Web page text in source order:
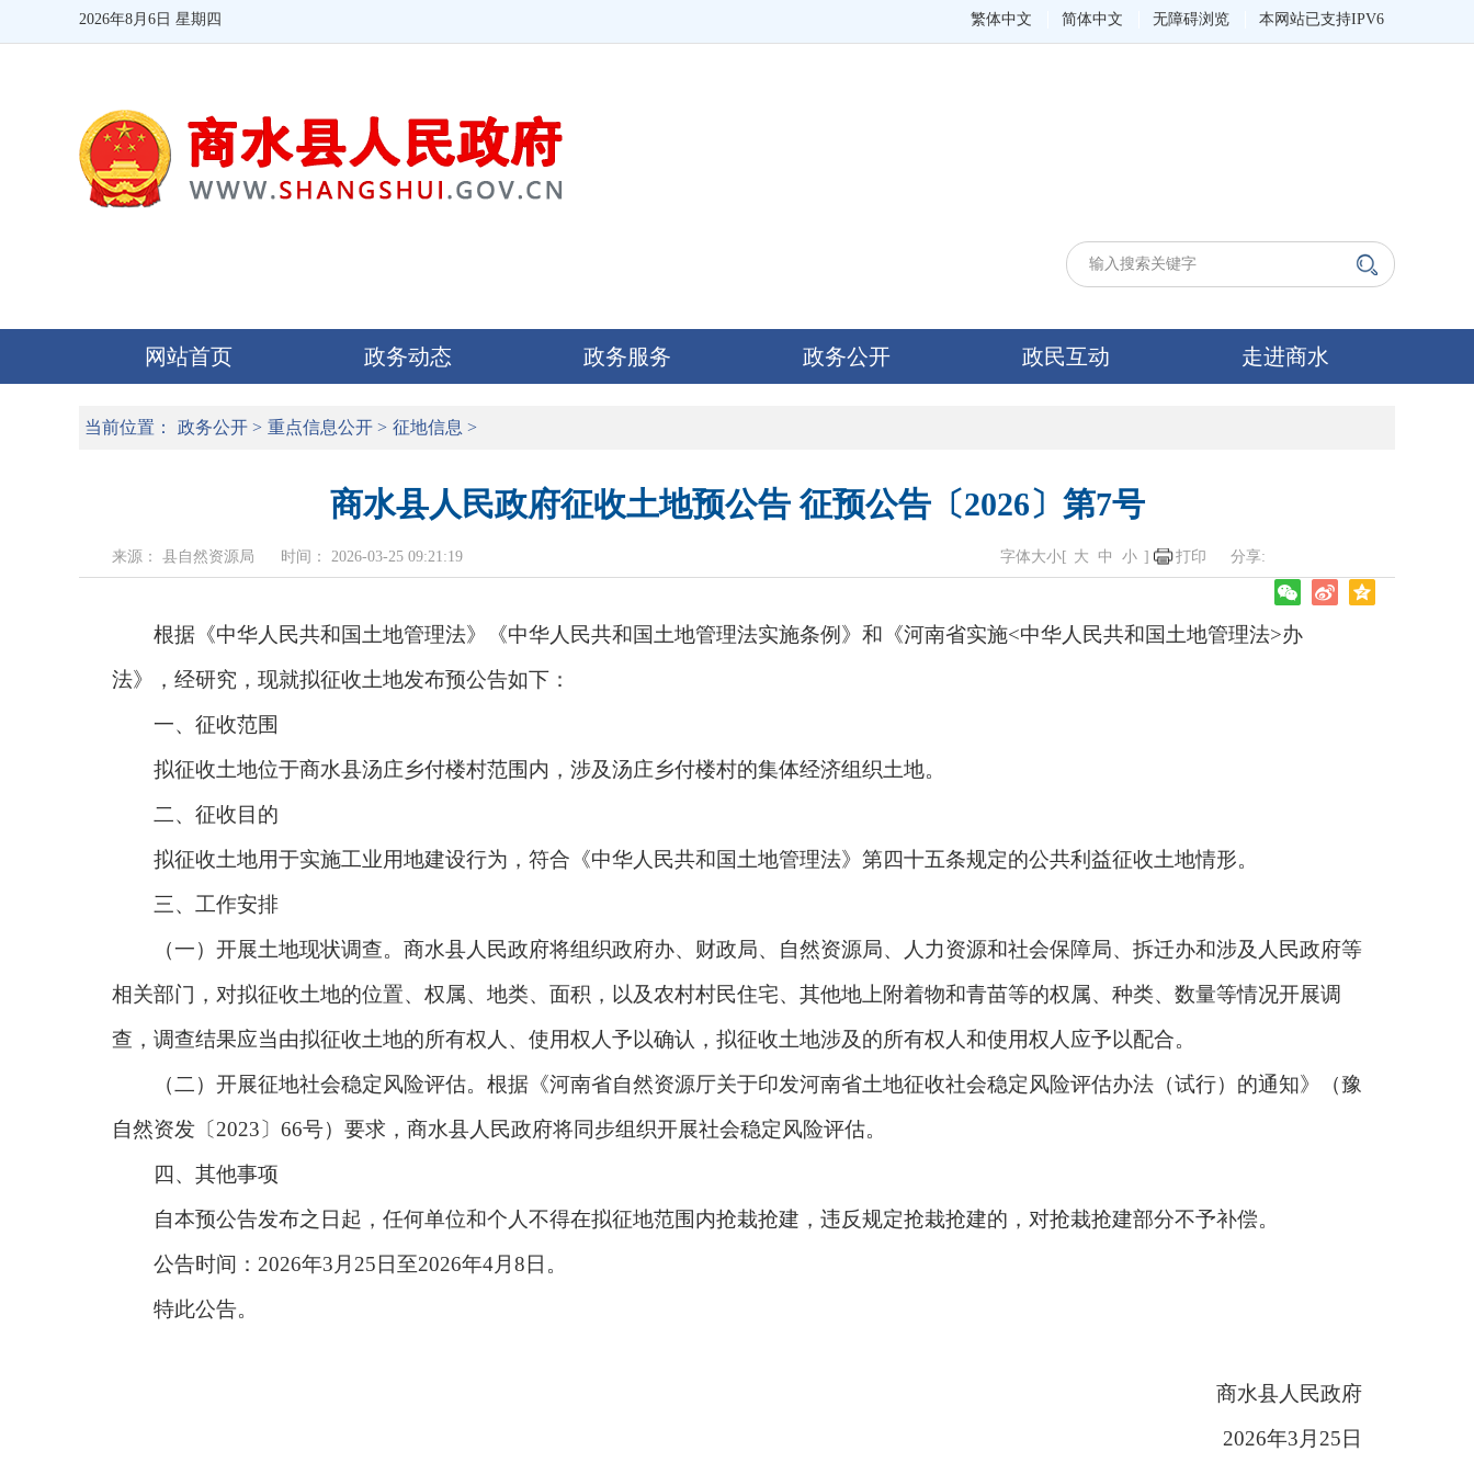
2026年8月6日 星期四 繁体中文 简体中文 无障碍浏览 本网站已支持IPV6
网站首页 政务动态 政务服务 政务公开 政民互动 走进商水
当前位置： 政务公开 > 重点信息公开 > 征地信息 >
商水县人民政府征收土地预公告 征预公告〔2026〕第7号
来源： 县自然资源局 时间： 2026-03-25 09:21:19 字体大小[ 大 中 小 ] 打印
根据《中华人民共和国土地管理法》《中华人民共和国土地管理法实施条例》和《河南省实施<中华人民共和国土地管理法>办
法》，经研究，现就拟征收土地发布预公告如下：
一、征收范围
拟征收土地位于商水县汤庄乡付楼村范围内，涉及汤庄乡付楼村的集体经济组织土地。
二、征收目的
拟征收土地用于实施工业用地建设行为，符合《中华人民共和国土地管理法》第四十五条规定的公共利益征收土地情形。
三、工作安排
（一）开展土地现状调查。商水县人民政府将组织政府办、财政局、自然资源局、人力资源和社会保障局、拆迁办和涉及人民政府等
相关部门，对拟征收土地的位置、权属、地类、面积，以及农村村民住宅、其他地上附着物和青苗等的权属、种类、数量等情况开展调
查，调查结果应当由拟征收土地的所有权人、使用权人予以确认，拟征收土地涉及的所有权人和使用权人应予以配合。
（二）开展征地社会稳定风险评估。根据《河南省自然资源厅关于印发河南省土地征收社会稳定风险评估办法（试行）的通知》（豫
自然资发〔2023〕66号）要求，商水县人民政府将同步组织开展社会稳定风险评估。
四、其他事项
自本预公告发布之日起，任何单位和个人不得在拟征地范围内抢栽抢建，违反规定抢栽抢建的，对抢栽抢建部分不予补偿。
公告时间：2026年3月25日至2026年4月8日。
特此公告。
商水县人民政府
2026年3月25日